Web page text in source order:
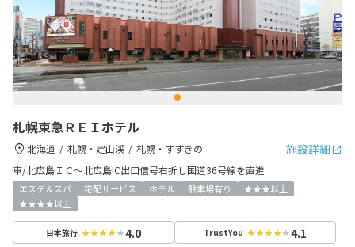
札幌東急ＲＥＩホテル
施設詳細
北海道 札幌・定山渓
札幌・すすきの
車/北広島ＩＣ～北広島IC出口信号右折し国道36号線を直進
エステ＆スパ 宅配サービス ホテル 駐車場有り
★★★以上
★★★★以上
日本旅行 4.0 TrustYou 4.1